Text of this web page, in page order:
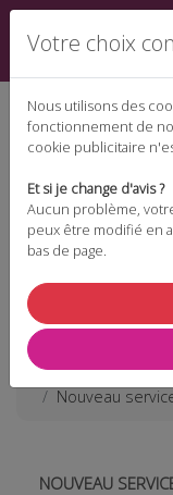
Espace
Espace
Les actualités
Nouveau
NOUVEAU
Votre choix
Nous utilisons des
fonctionnement de
cookie publicitaire
Et si je change d'avis ?
Aucun problème,
peux être modifié en
bas de page.